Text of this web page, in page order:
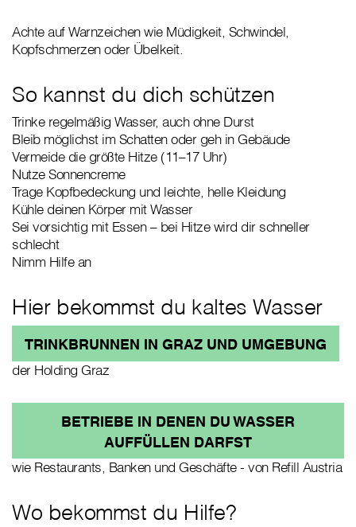
Achte auf Warnzeichen wie Müdigkeit, Schwindel,
Kopfschmerzen oder Übelkeit.
So kannst du dich schützen
Trinke regelmäßig Wasser, auch ohne Durst
Bleib möglichst im Schatten oder geh in Gebäude
Vermeide die größte Hitze (11–17 Uhr)
Nutze Sonnencreme
Trage Kopfbedeckung und leichte, helle Kleidung
Kühle deinen Körper mit Wasser
Sei vorsichtig mit Essen – bei Hitze wird dir schneller
schlecht
Nimm Hilfe an
Hier bekommst du kaltes Wasser
TRINKBRUNNEN IN GRAZ UND UMGEBUNG
der Holding Graz
BETRIEBE IN DENEN DU WASSER
AUFFÜLLEN DARFST
wie Restaurants, Banken und Geschäfte - von Refill Austria
Wo bekommst du Hilfe?